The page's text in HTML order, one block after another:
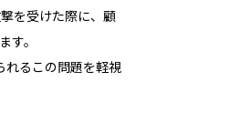
を受けた際に、顧
。
れるこの問題を軽視